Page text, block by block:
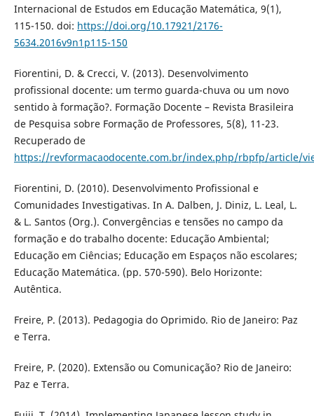
Internacional de Estudos em Educação Matemática, 9(1),
115-150. doi: https://doi.org/10.17921/2176-
5634.2016v9n1p115-150
Fiorentini, D. & Crecci, V. (2013). Desenvolvimento
profissional docente: um termo guarda-chuva ou um novo
sentido à formação?. Formação Docente – Revista Brasileira
de Pesquisa sobre Formação de Professores, 5(8), 11-23.
Recuperado de
https://revformacaodocente.com.br/index.php/rbpfp/article/
Fiorentini, D. (2010). Desenvolvimento Profissional e
Comunidades Investigativas. In A. Dalben, J. Diniz, L. Leal, L.
& L. Santos (Org.). Convergências e tensões no campo da
formação e do trabalho docente: Educação Ambiental;
Educação em Ciências; Educação em Espaços não escolares;
Educação Matemática. (pp. 570-590). Belo Horizonte:
Autêntica.
Freire, P. (2013). Pedagogia do Oprimido. Rio de Janeiro: Paz
e Terra.
Freire, P. (2020). Extensão ou Comunicação? Rio de Janeiro:
Paz e Terra.